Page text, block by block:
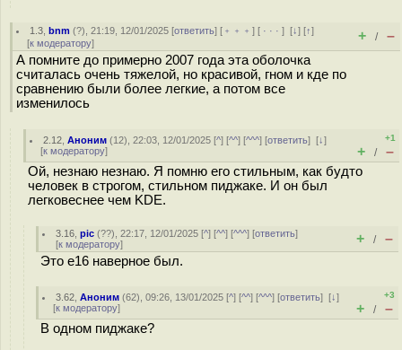
1.3 ,bnm (?), 21:19, 12/01/2025 [ответить] [ ﹢﹢﹢] [ · · ·][↓] [↑]
[к модератору] + / –
А помните до примерно 2007 года эта оболочка
считалась очень тяжелой, но красивой, гном и кде по
сравнению были более легкие, а потом все
изменилось
2.12 ,Аноним (12), 22:03, 12/01/2025 [^] [^^] [^^^] [ответить][↓]
[к модератору]
+1
+ / –
Ой, незнаю незнаю. Я помню его стильным, как будто
человек в строгом, стильном пиджаке. И он был
легковеснее чем KDE.
3.16 ,pic (??), 22:17, 12/01/2025 [^] [^^] [^^^] [ответить]
[к модератору] + / –
Это e16 наверное был.
3.62 ,Аноним (62), 09:26, 13/01/2025 [^] [^^] [^^^] [ответить][↓]
[к модератору]
+3
+ / –
В одном пиджаке?